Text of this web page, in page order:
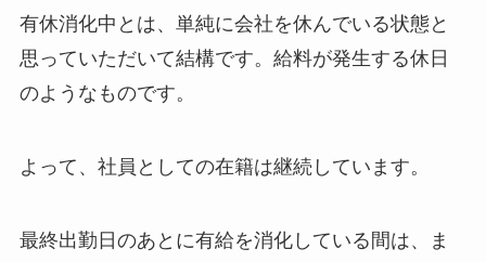
有休消化中とは、単純に会社を休んでいる状態と
思っていただいて結構です。給料が発生する休日
のようなものです。
よって、社員としての在籍は継続しています。
最終出勤日のあとに有給を消化している間は、ま